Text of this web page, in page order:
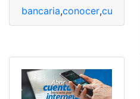
bancaria,conocer,cuenta